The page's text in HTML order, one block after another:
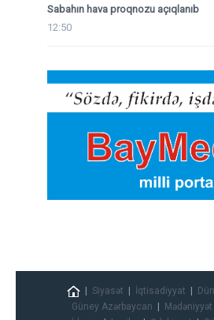
Sabahın hava proqnozu açıqlanıb
12:50
Siyasət İqtisadiyyat
Güney Azərbaycan
Mədəniyyət